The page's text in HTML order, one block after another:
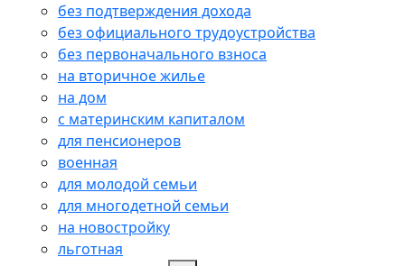
без подтверждения дохода
без официального трудоустройства
без первоначального взноса
на вторичное жилье
на дом
с материнским капиталом
для пенсионеров
военная
для молодой семьи
для многодетной семьи
на новостройку
льготная